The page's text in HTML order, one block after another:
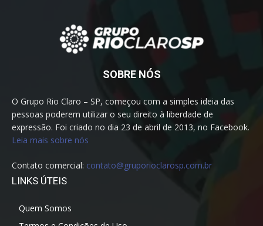
SOBRE NÓS
O Grupo Rio Claro – SP, começou com a simples ideia das
pessoas poderem utilizar o seu direito à liberdade de
expressão. Foi criado no dia 23 de abril de 2013, no Facebook.
Leia mais sobre nós
Contato comercial: contato@gruporioclarosp.com.br
LINKS ÚTEIS
Quem Somos